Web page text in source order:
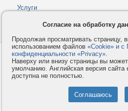
Услуги
Согласие на обработку
Продолжая просматривать страницу,
использованием файлов «Cookie» и с
конфиденциальности «Privacy».
Наверху или внизу страницы вы
умолчанию. Английская версия сайта
доступна не полностью.